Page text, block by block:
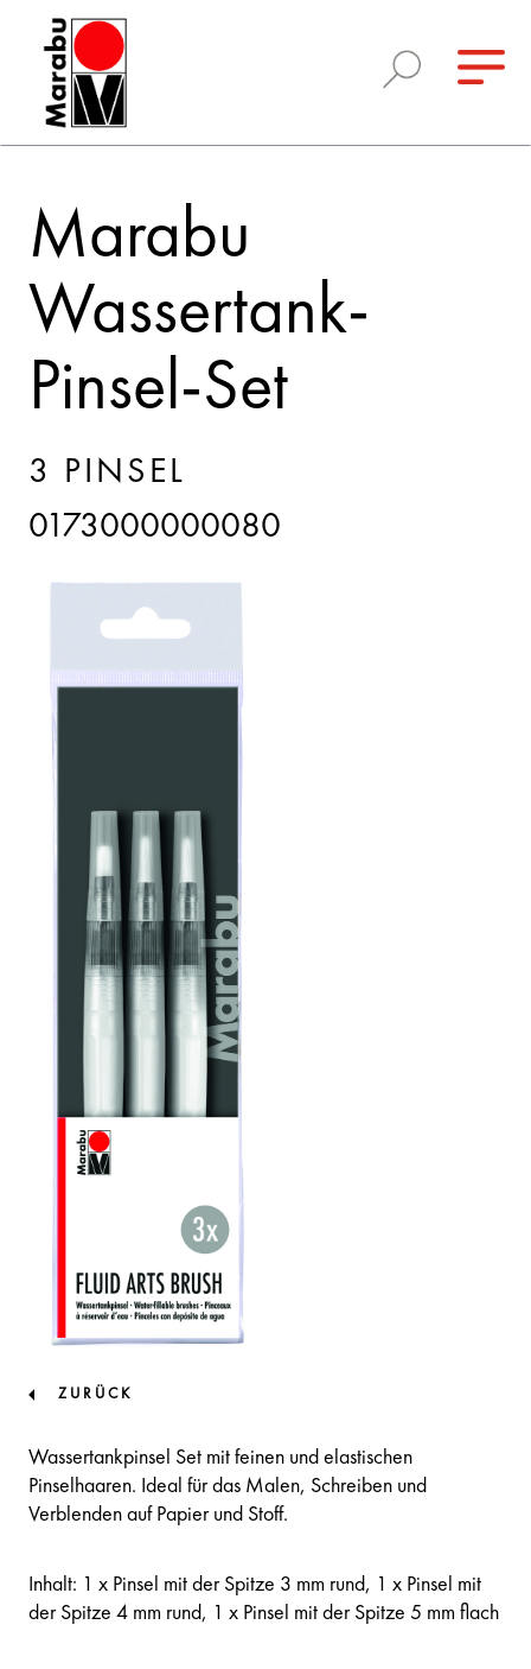
Marabu
Wassertank-
Pinsel-Set
3 PINSEL
0173000000080
ZURÜCK
Wassertankpinsel Set mit feinen und elastischen
Pinselhaaren. Ideal für das Malen, Schreiben und
Verblenden auf Papier und Stoff.
Inhalt: 1 x Pinsel mit der Spitze 3 mm rund, 1 x Pinsel mit
der Spitze 4 mm rund, 1 x Pinsel mit der Spitze 5 mm flach